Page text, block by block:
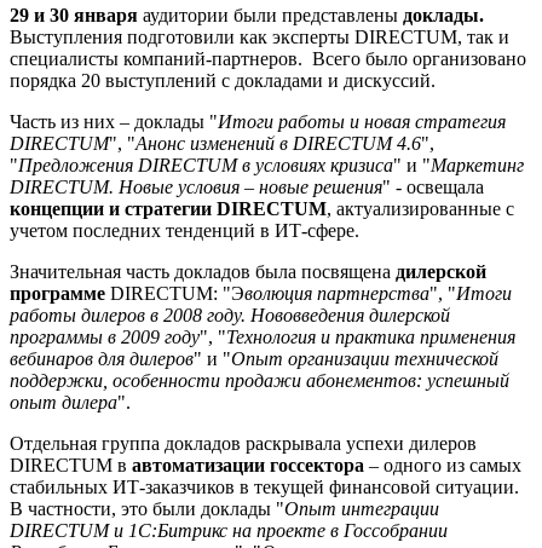
29 и 30 января аудитории были представлены доклады.
Выступления подготовили как эксперты DIRECTUM, так и
специалисты компаний-партнеров. Всего было организовано
порядка 20 выступлений с докладами и дискуссий.
Часть из них – доклады "Итоги работы и новая стратегия
DIRECTUM", "Анонс изменений в DIRECTUM 4.6",
"Предложения DIRECTUM в условиях кризиса" и "Маркетинг
DIRECTUM. Новые условия – новые решения" - освещала
концепции и стратегии DIRECTUM, актуализированные с
учетом последних тенденций в ИТ-сфере.
Значительная часть докладов была посвящена дилерской
программе DIRECTUM: "Эволюция партнерства", "Итоги
работы дилеров в 2008 году. Нововведения дилерской
программы в 2009 году", "Технология и практика применения
вебинаров для дилеров" и "Опыт организации технической
поддержки, особенности продажи абонементов: успешный
опыт дилера".
Отдельная группа докладов раскрывала успехи дилеров
DIRECTUM в автоматизации госсектора – одного из самых
стабильных ИТ-заказчиков в текущей финансовой ситуации.
В частности, это были доклады "Опыт интеграции
DIRECTUM и 1С:Битрикс на проекте в Госсобрании